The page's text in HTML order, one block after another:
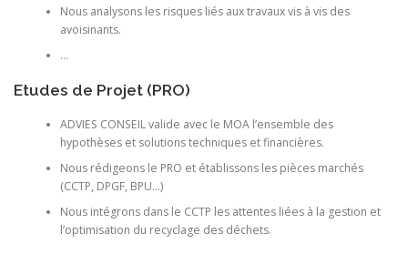
Nous analysons les risques liés aux travaux vis à vis des
avoisinants.
…
Etudes de Projet (PRO)
ADVIES CONSEIL valide avec le MOA l’ensemble des
hypothèses et solutions techniques et financières.
Nous rédigeons le PRO et établissons les pièces marchés
(CCTP, DPGF, BPU…)
Nous intégrons dans le CCTP les attentes liées à la gestion et
l’optimisation du recyclage des déchets.